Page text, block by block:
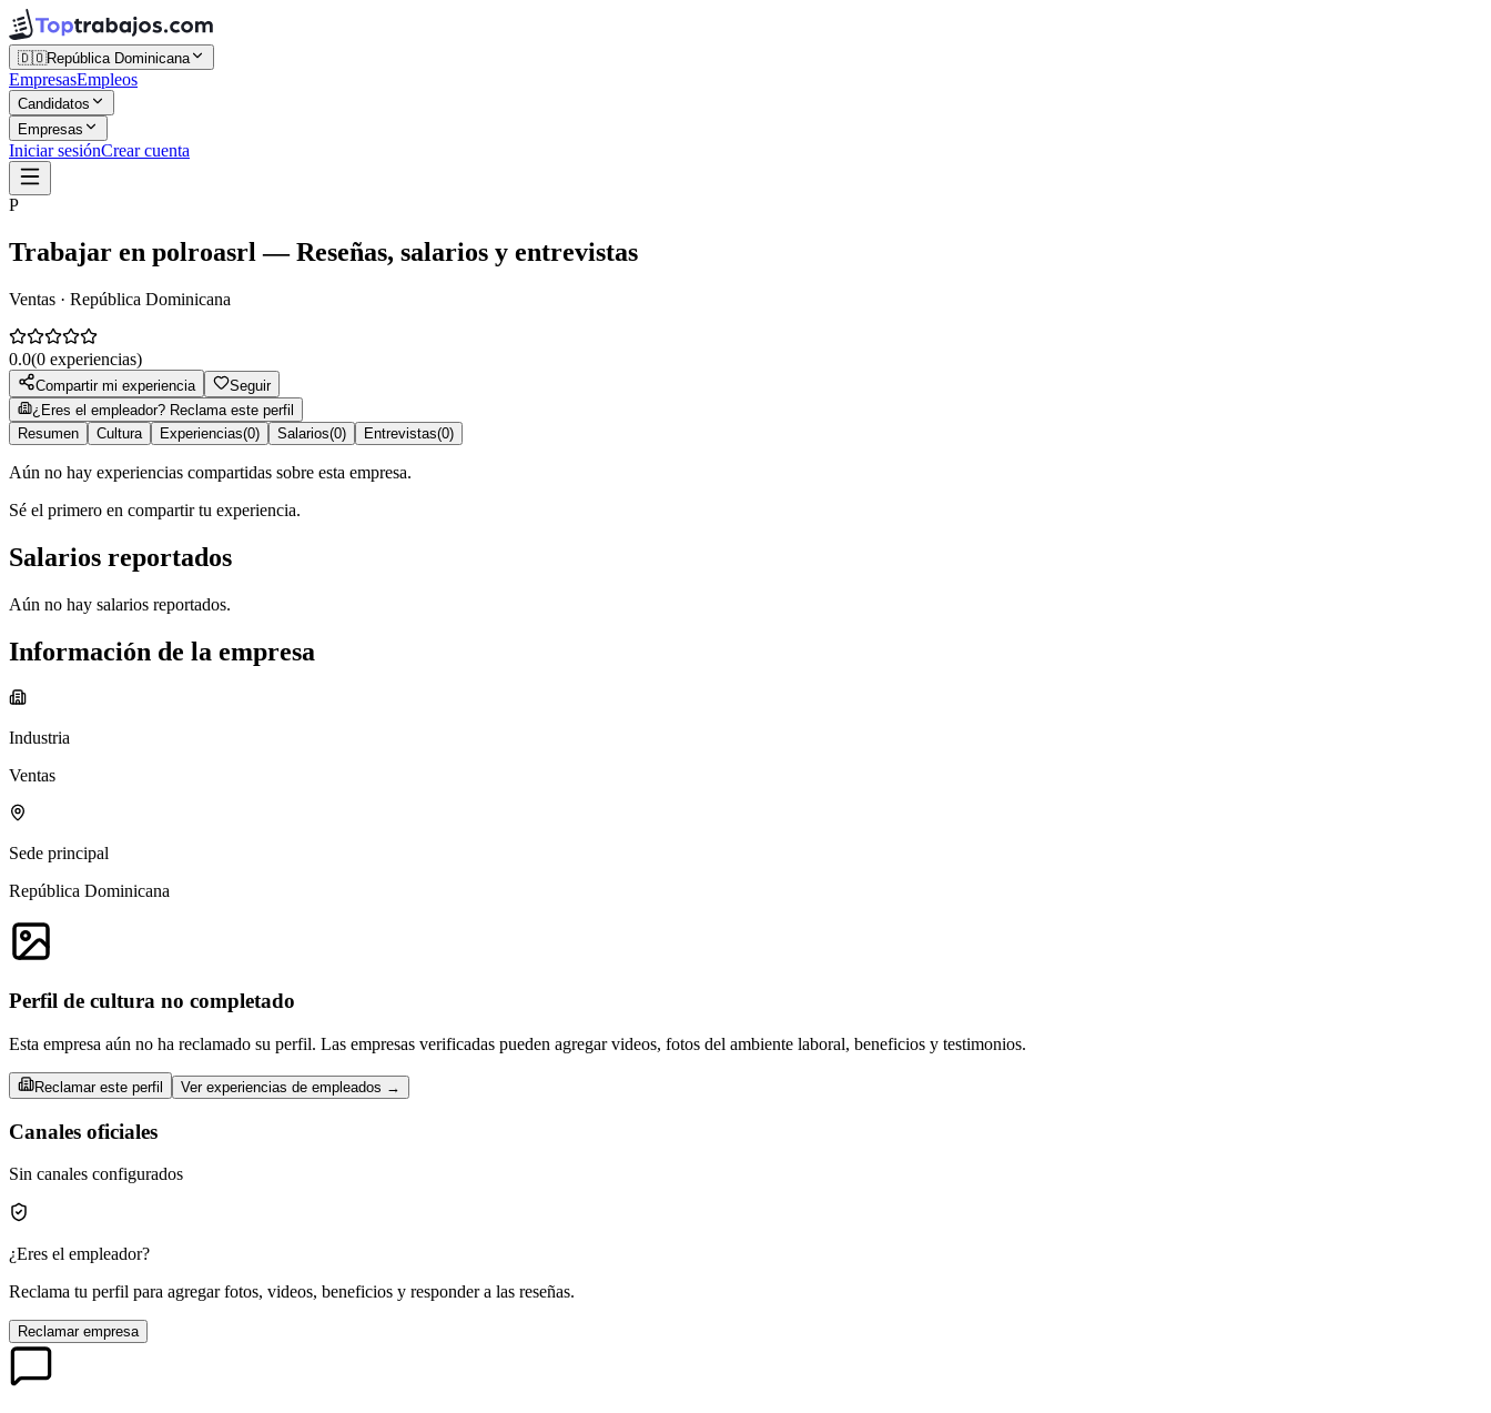
🇩🇴República Dominicana
EmpresasEmpleos
Candidatos
Empresas
Iniciar sesiónCrear cuenta
P
Trabajar en polroasrl — Reseñas, salarios y entrevistas
Ventas · República Dominicana
0.0(0 experiencias)
Compartir mi experiencia
Seguir
¿Eres el empleador? Reclama este perfil
Resumen
Cultura Experiencias(0) Salarios(0) Entrevistas(0)
Aún no hay experiencias compartidas sobre esta empresa.
Sé el primero en compartir tu experiencia.
Salarios reportados
Aún no hay salarios reportados.
Información de la empresa
Industria
Ventas
Sede principal
República Dominicana
Perfil de cultura no completado
Esta empresa aún no ha reclamado su perfil. Las empresas verificadas pueden agregar videos, fotos del ambiente laboral, beneficios y testimonios.
Reclamar este perfil Ver experiencias de empleados →
Canales oficiales
Sin canales configurados
¿Eres el empleador?
Reclama tu perfil para agregar fotos, videos, beneficios y responder a las reseñas.
Reclamar empresa